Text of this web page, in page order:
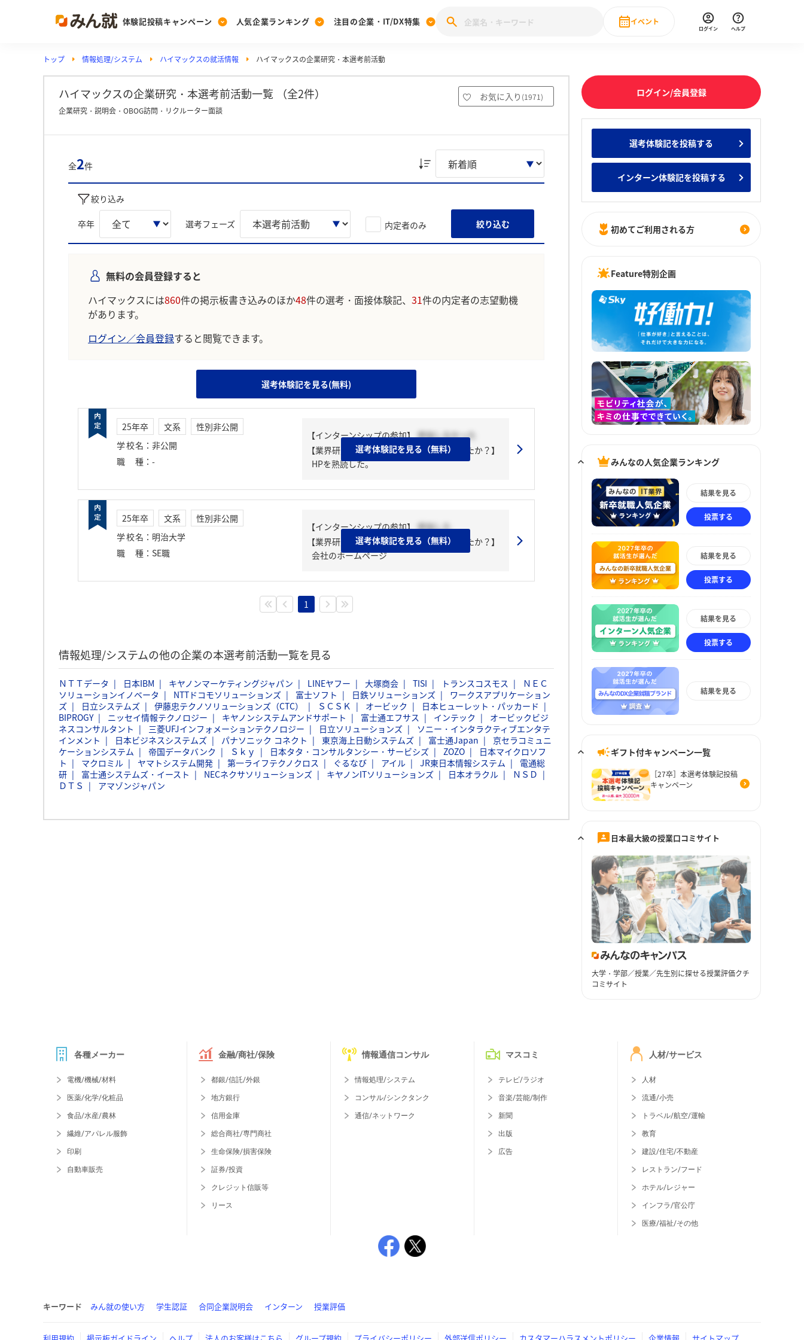
体験記投稿キャンペーン
Post
投稿する
[27卒] 本選考体験記投稿キャンペーン
人気企業ランキング
Ranking
ランキングを見る
Vote みんなの新卒就職人気企業ランキング みんなのインターン人気企業ランキ
注目の企業・IT/DX特集
PickUp
注目の企業特集
28卒 IT・DX現場社員インタビュー
イベント
直近のイベント一覧
ログイン ヘルプ
トップ 情報処理/システム ハイマックスの就活情報 ハイマックスの企業研究・本選考前活動
ハイマックスの企業研究・本選考前活動一覧 （全2件） お気に入り (1971)
企業研究・説明会・OBOG訪問・リクルーター面談
全2件
絞り込み
卒年 選考フェーズ 内定者のみ 絞り込む
無料の会員登録すると
ハイマックスには860件の掲示板書き込みのほか48件の選考・面接体験記、 31件の内定者の志望動機
があります。
ログイン／会員登録すると閲覧できます。
選考体験記を見る(無料)
25年卒 文系
性別非公開
学校名 ： 非公開
職種 ： -
【インターンシップの参加】 参加しなかった
【業界研究・企業研究はどんな風にしましたか？】
HPを熟読した。
選考体験記を見る（無料）
25年卒 文系
性別非公開
学校名 ： 明治大学
職種 ： SE職
【インターンシップの参加】 参加した
【業界研究・企業研究はどんな風にしましたか？】
会社のホームページ
選考体験記を見る（無料）
1
情報処理/システムの他の企業の本選考前活動一覧を見る
ＮＴＴデータ 日本IBM キヤノンマーケティングジャパン LINEヤフー 大塚商会 TISI トランスコスモス
ＮＥＣ
ソリューションイノベータ
NTTドコモソリューションズ 富士ソフト 日鉄ソリューションズ
ワークスアプリケーション
ズ
日立システムズ 伊藤忠テクノソリューションズ（CTC） ＳＣＳＫ オービック
日本ヒューレット・パッカード
BIPROGY
ニッセイ情報テクノロジー キヤノンシステムアンドサポート 富士通エフサス インテック
オービックビジ
ネスコンサルタント
三菱UFJインフォメーションテクノロジー 日立ソリューションズ
ソニー・インタラクティブエンタテ
インメント
日本ビジネスシステムズ パナソニック コネクト 東京海上日動システムズ 富士通Japan
京セラコミュニ
ケーションシステム
帝国データバンク Ｓｋｙ 日本タタ・コンサルタンシー・サービシズ ZOZO
日本マイクロソフ
ト
マクロミル ヤマトシステム開発 第一ライフテクノクロス ぐるなび アイル JR東日本情報システム
電通総
研
富士通システムズ・イースト NECネクサソリューションズ キヤノンITソリューションズ 日本オラクル
ＮＳＤ
ＤＴＳ
アマゾンジャパン
ログイン/会員登録
選考体験記を投稿する
インターン体験記を投稿する
初めてご利用される方
Feature特別企画
みんなの人気企業ランキング
結果を見る
投票する
結果を見る
投票する
結果を見る
投票する
結果を見る
ギフト付キャンペーン一覧
［27卒］本選考体験記投稿
キャンペーン
日本最大級の授業口コミサイト
大学・学部／授業／先生別に探せる授業評価クチ
コミサイト
各種メーカー
電機/機械/材料
医薬/化学/化粧品
食品/水産/農林
繊維/アパレル服飾
印刷
自動車販売
金融/商社/保険
都銀/信託/外銀
地方銀行
信用金庫
総合商社/専門商社
生命保険/損害保険
証券/投資
クレジット信販等
リース
情報通信コンサル
情報処理/システム
コンサル/シンクタンク
通信/ネットワーク
マスコミ
テレビ/ラジオ
音楽/芸能/制作
新聞
出版
広告
人材/サービス
人材
流通/小売
トラベル/航空/運輸
教育
建設/住宅/不動産
レストラン/フード
ホテル/レジャー
インフラ/官公庁
医療/福祉/その他
キーワード みん就の使い方 学生認証 合同企業説明会 インターン 授業評価